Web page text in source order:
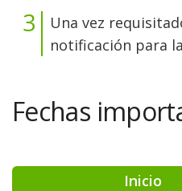
Una vez
notificación para
Fechas
Inicio